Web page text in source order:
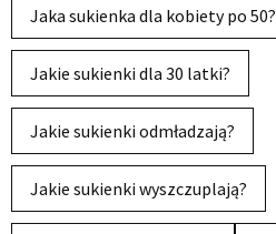
Jaka sukienka dla kobiety po 50?
Jakie sukienki dla 30 latki?
Jakie sukienki odmładzają?
Jakie sukienki wyszczuplają?